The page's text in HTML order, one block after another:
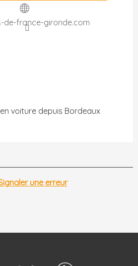
de-france-gironde.com
voiture depuis Bordeaux
une erreur